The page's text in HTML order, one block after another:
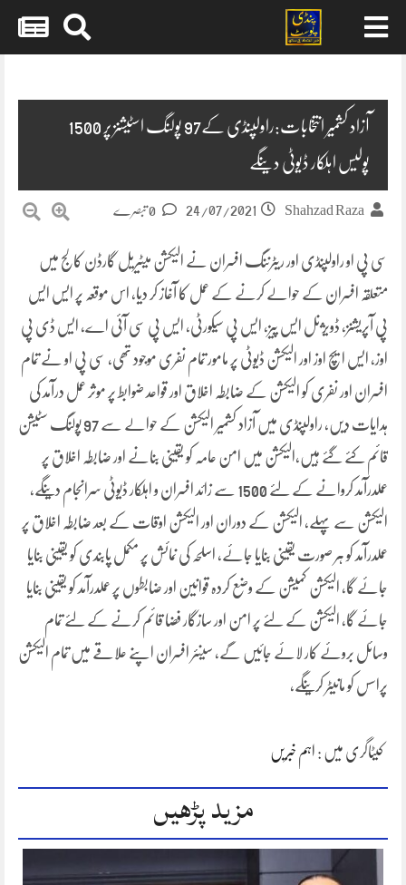
آزاد کشمیر انتخابات:راولپنڈی کے97 پولنگ اسٹیشنز پر 1500
پولیس اہلکار ڈیوٹی دینگے
Shahzad Raza
24/07/2021
سی پی او راولپنڈی اور ریٹرننگ افسران نے الیکشن میٹیریل گارڈن کالج میں
متعلقہ افسران کے حوالے کرنے کے عمل کا آغاز کر دیا، اس موقعہ پر ایس ایس
پی آپریشنز، ڈویژنل ایس پیز، ایس پی سیکورٹی، ایس پی سی آئی اے، ایس ڈی پی
اوز، ایس ایچ اوز اور الیکشن ڈیوٹی پر مامور تمام نفری موجود تھی، سی پی او نے تمام
افسران اور نفری کو الیکشن کے ضابطہ اخلاق اور قواعد ضوابط پر موثر عمل درآمد کی
ہدایات دیں، راولپنڈی میں آزاد کشمیر الیکشن کے حوالے سے 97 پولنگ سٹیشن
قائم کئے گئے ہیں،الیکشن میں امن عامہ کو یقینی بنانے اور ضابطہ اخلاق پر
عملدرآمد کروانے کے لئے 1500 سے زائد افسران و اہلکار ڈیوٹی سرانجام دینگے،
الیکشن سے پہلے، الیکشن کے دوران اور الیکشن اوقات کے بعد ضابطہ اخلاق پر
عملدرآمد کو ہر صورت یقینی بنایا جائے، اسلحہ کی نمائش پر مکمل پابندی کو یقینی بنایا
جائے گا، الیکشن کمیشن کے وضع کردہ قوانین اور ضابطوں پر عملدرآمد کو یقینی بنایا
جائے گا، الیکشن کے لئے پر امن اور سازگار فضا قائم کرنے کے لئے تمام
وسائل بروئے کار لائے جائیں گے، سینئر افسران اپنے علاقے میں تمام الیکشن
پراسس کو مانیٹر کرینگے،
کیٹاگری میں : اہم خبریں
مزید پڑھیں